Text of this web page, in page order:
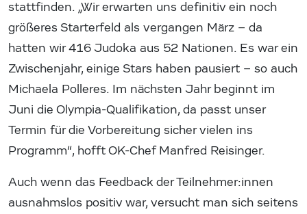
stattfinden. „Wir erwarten uns definitiv ein noch
größeres Starterfeld als vergangen März – da
hatten wir 416 Judoka aus 52 Nationen. Es war ein
Zwischenjahr, einige Stars haben pausiert – so auch
Michaela Polleres. Im nächsten Jahr beginnt im
Juni die Olympia-Qualifikation, da passt unser
Termin für die Vorbereitung sicher vielen ins
Programm“, hofft OK-Chef Manfred Reisinger.
Auch wenn das Feedback der Teilnehmer:innen
ausnahmslos positiv war, versucht man sich seitens